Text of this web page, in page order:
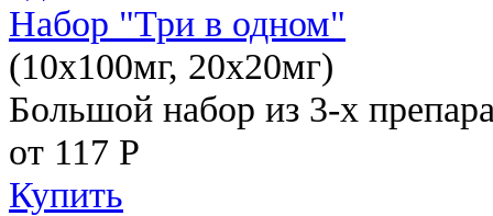
Набор "Три в одном"
(10x100мг, 20x20мг)
Большой набор из 3-х
от 117 Р
Купить